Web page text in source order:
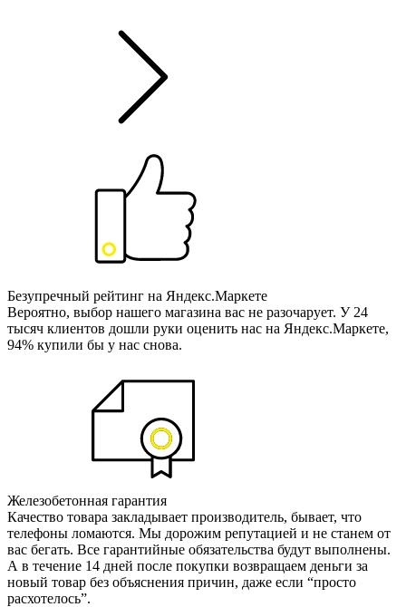
Безупречный рейтинг на Яндекс.Маркете
Вероятно, выбор нашего магазина вас не разочарует. У 24
тысяч клиентов дошли руки оценить нас на Яндекс.Маркете,
94% купили бы у нас снова.
Железобетонная гарантия
Качество товара закладывает производитель, бывает, что
телефоны ломаются. Мы дорожим репутацией и не станем от
вас бегать. Все гарантийные обязательства будут выполнены.
А в течение 14 дней после покупки возвращаем деньги за
новый товар без объяснения причин, даже если “просто
расхотелось”.